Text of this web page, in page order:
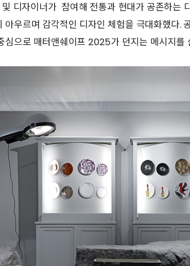
디자이너가 참여해 전통과 현대가 공존하는
아우르며 감각적인 디자인 체험을 극대화했다.
심으로 매터앤쉐이프 2025가 던지는 메시지를